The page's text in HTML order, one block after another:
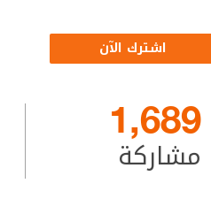
اشترك الآن
1,689
مشاركة